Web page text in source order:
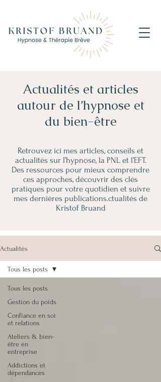
Actualités et articles
autour de l’hypnose et
du bien-être
Retrouvez ici mes articles, conseils et
actualités sur l’hypnose, la PNL et l’EFT.
Des ressources pour mieux comprendre
ces approches, découvrir des clés
pratiques pour votre quotidien et suivre
mes dernières publications.ctualités de
Kristof Bruand
Actualités
Tous les posts
Gestion du poids
Confiance en soi
et relations
Ateliers & bien-
être en
entreprise
Addictions et
dépendances
Tous les posts